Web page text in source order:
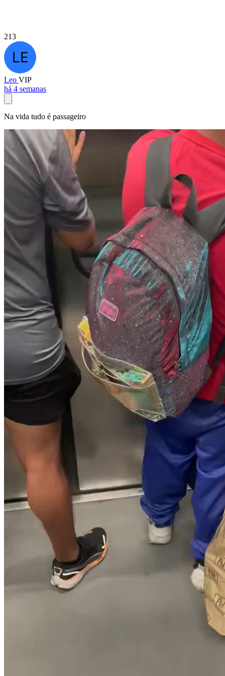
213
Leo VIP
há 4 semanas
Na vida tudo é passageiro